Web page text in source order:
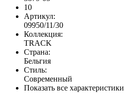
10
Артикул:
09950/11/30
Коллекция:
TRACK
Страна:
Бельгия
Стиль:
Современный
Показать все характеристики